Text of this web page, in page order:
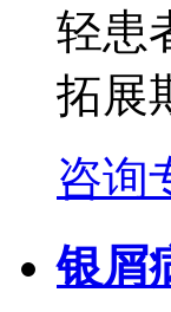
轻患
拓展
咨询
银屑